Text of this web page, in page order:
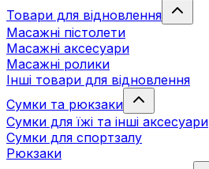
Товари для відновлення
Масажні пістолети
Масажні аксесуари
Масажні ролики
Інші товари для відновлення
Сумки та рюкзаки
Сумки для їжі та інші аксесуари
Сумки для спортзалу
Рюкзаки